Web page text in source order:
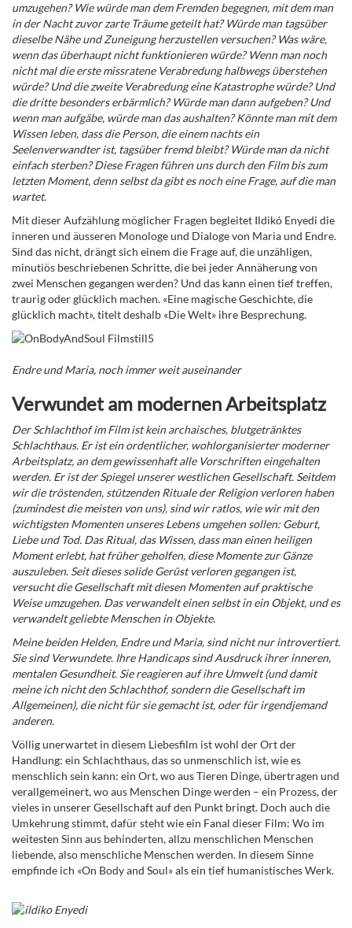
umzugehen? Wie würde man dem Fremden begegnen, mit dem man
in der Nacht zuvor zarte Träume geteilt hat? Würde man tagsüber
dieselbe Nähe und Zuneigung herzustellen versuchen? Was wäre,
wenn das überhaupt nicht funktionieren würde? Wenn man noch
nicht mal die erste missratene Verabredung halbwegs überstehen
würde? Und die zweite Verabredung eine Katastrophe würde? Und
die dritte besonders erbärmlich? Würde man dann aufgeben? Und
wenn man aufgäbe, würde man das aushalten? Könnte man mit dem
Wissen leben, dass die Person, die einem nachts ein
Seelenverwandter ist, tagsüber fremd bleibt? Würde man da nicht
einfach sterben? Diese Fragen führen uns durch den Film bis zum
letzten Moment, denn selbst da gibt es noch eine Frage, auf die man
wartet.
Mit dieser Aufzählung möglicher Fragen begleitet Ildikó Enyedi die
inneren und äusseren Monologe und Dialoge von Maria und Endre.
Sind das nicht, drängt sich einem die Frage auf, die unzähligen,
minutiös beschriebenen Schritte, die bei jeder Annäherung von
zwei Menschen gegangen werden? Und das kann einen tief treffen,
traurig oder glücklich machen. «Eine magische Geschichte, die
glücklich macht», titelt deshalb «Die Welt» ihre Besprechung.
Endre und Maria, noch immer weit auseinander
Verwundet am modernen Arbeitsplatz
Der Schlachthof im Film ist kein archaisches, blutgetränktes
Schlachthaus. Er ist ein ordentlicher, wohlorganisierter moderner
Arbeitsplatz, an dem gewissenhaft alle Vorschriften eingehalten
werden. Er ist der Spiegel unserer westlichen Gesellschaft. Seitdem
wir die tröstenden, stützenden Rituale der Religion verloren haben
(zumindest die meisten von uns), sind wir ratlos, wie wir mit den
wichtigsten Momenten unseres Lebens umgehen sollen: Geburt,
Liebe und Tod. Das Ritual, das Wissen, dass man einen heiligen
Moment erlebt, hat früher geholfen, diese Momente zur Gänze
auszuleben. Seit dieses solide Gerüst verloren gegangen ist,
versucht die Gesellschaft mit diesen Momenten auf praktische
Weise umzugehen. Das verwandelt einen selbst in ein Objekt, und es
verwandelt geliebte Menschen in Objekte.
Meine beiden Helden, Endre und Maria, sind nicht nur introvertiert.
Sie sind Verwundete. Ihre Handicaps sind Ausdruck ihrer inneren,
mentalen Gesundheit. Sie reagieren auf ihre Umwelt (und damit
meine ich nicht den Schlachthof, sondern die Gesellschaft im
Allgemeinen), die nicht für sie gemacht ist, oder für irgendjemand
anderen.
Völlig unerwartet in diesem Liebesfilm ist wohl der Ort der
Handlung: ein Schlachthaus, das so unmenschlich ist, wie es
menschlich sein kann: ein Ort, wo aus Tieren Dinge, übertragen und
verallgemeinert, wo aus Menschen Dinge werden – ein Prozess, der
vieles in unserer Gesellschaft auf den Punkt bringt. Doch auch die
Umkehrung stimmt, dafür steht wie ein Fanal dieser Film: Wo im
weitesten Sinn aus behinderten, allzu menschlichen Menschen
liebende, also menschliche Menschen werden. In diesem Sinne
empfinde ich «On Body and Soul» als ein tief humanistisches Werk.